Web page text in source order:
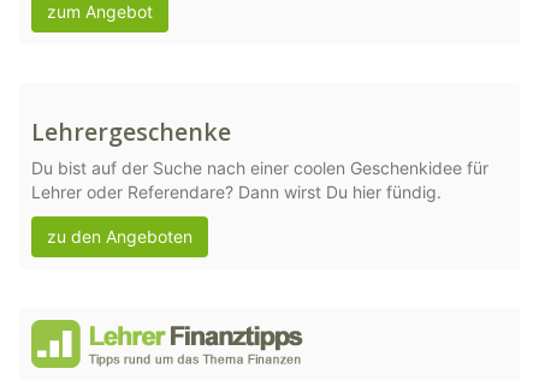
zum Angebot
Lehrergeschenke
Du bist auf der Suche nach einer coolen Geschenkidee für
Lehrer oder Referendare? Dann wirst Du hier fündig.
zu den Angeboten